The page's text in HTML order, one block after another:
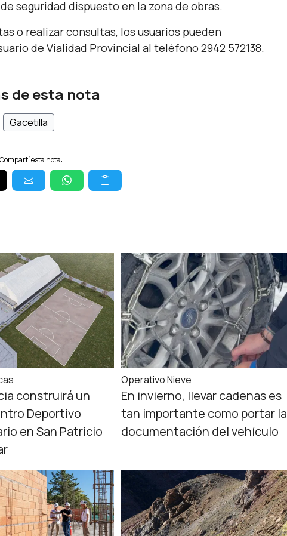
seguridad dispuesto en la zona de obras.
o realizar consultas, los usuarios pueden
de Vialidad Provincial al teléfono 2942 572138.
de esta nota
Gacetilla
Compartí esta nota:
construirá un
Deportivo
en San Patricio
Operativo Nieve
En invierno, llevar cadenas es
tan importante como portar la
documentación del vehículo